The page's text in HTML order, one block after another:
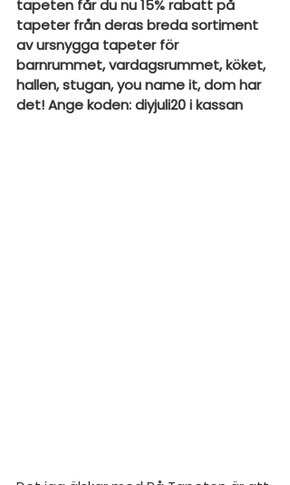
tapeten får du nu 15% rabatt på
tapeter från deras breda sortiment
av ursnygga tapeter för
barnrummet, vardagsrummet, köket,
hallen, stugan, you name it, dom har
det! Ange koden: diyjuli20 i kassan